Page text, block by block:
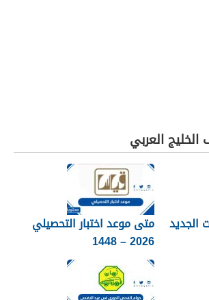
العربي
الجديد
متى موعد اختبار التحصيلي
2026 – 1448